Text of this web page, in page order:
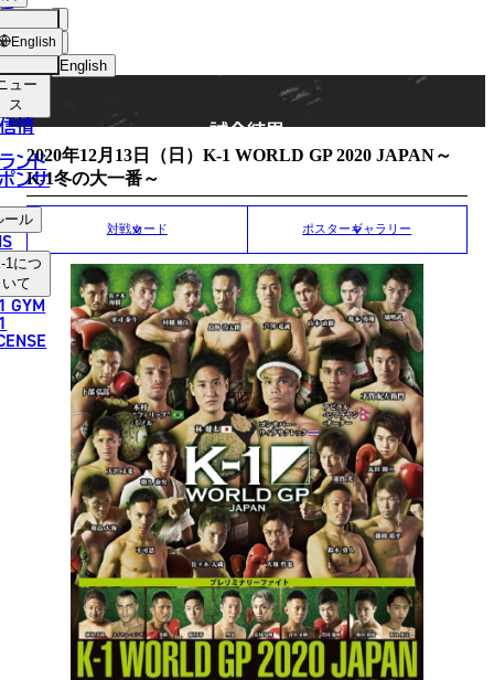
English
中文（繁體）
ไทย
العربية
ョッ
プ
ュー
ス
情
ンド
ンサ
ール
1につ
いて
GYM
English MATCH RESULT
試合結果
2020年12月13日（日）K-1 WORLD GP 2020 JAPAN～
K-1冬の大一番～
対戦カード ポスターギャラリー